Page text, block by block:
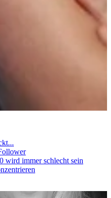
wird immer schlecht sein